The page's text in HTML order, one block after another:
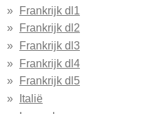
Frankrijk dl1
Frankrijk dl2
Frankrijk dl3
Frankrijk dl4
Frankrijk dl5
Italië